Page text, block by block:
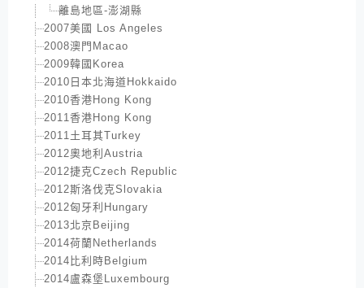
離島地區-澎湖縣
2007美國 Los Angeles
2008澳門Macao
2009韓國Korea
2010日本北海道Hokkaido
2010香港Hong Kong
2011香港Hong Kong
2011土耳其Turkey
2012奧地利Austria
2012捷克Czech Republic
2012斯洛伐克Slovakia
2012匈牙利Hungary
2013北京Beijing
2014荷蘭Netherlands
2014比利時Belgium
2014盧森堡Luxembourg